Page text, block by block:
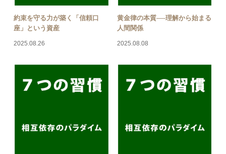
約束を守る力が築く「信頼口
座」という資産
2025.08.26
黄金律の本質──理解から始まる
人間関係
2025.08.08